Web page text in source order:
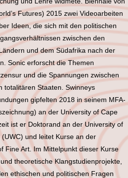
Futures) 2015 zwei Videoarbeiten
Ideen, die sich mit den politischen
zwischen den
und dem Südafrika nach der
Sonic erforscht die Themen
und die Spannungen zwischen
totalitären Staaten. Swinneys
gipfelten 2018 in seinem MFA-
an der University of Cape
ist er Doktorand an der University of
und leitet Kurse an der
Fine Art. Im Mittelpunkt dieser Kurse
theoretische Klangstudienprojekte,
ethischen und politischen Fragen